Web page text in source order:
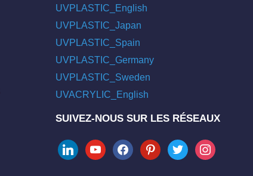
UVPLASTIC_English
UVPLASTIC_Japan
UVPLASTIC_Spain
UVPLASTIC_Germany
UVPLASTIC_Sweden
UVACRYLIC_English
SUIVEZ-NOUS SUR LES RÉSEAUX
linkedinyoutubefacebookpinteresttwitter instagram